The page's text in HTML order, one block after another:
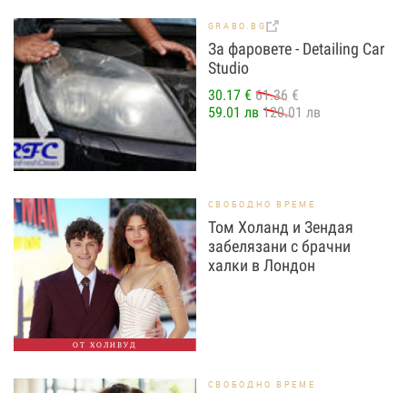
GRABO.BG
За фаровете - Detailing Car
Studio
30.17 € 61.36 €
59.01 лв 120.01 лв
ОТ ХОЛИВУД
СВОБОДНО ВРЕМЕ
Том Холанд и Зендая
забелязани с брачни
халки в Лондон
СВОБОДНО ВРЕМЕ